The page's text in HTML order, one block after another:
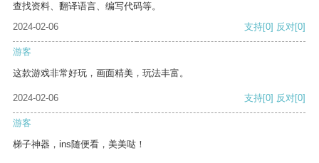
查找资料、翻译语言、编写代码等。
2024-02-06
支持[0] 反对[0]
游客
这款游戏非常好玩，画面精美，玩法丰富。
2024-02-06 支持[0] 反对[0]
游客
梯子神器，ins随便看，美美哒！